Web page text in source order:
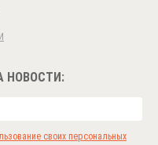
НОВОСТИ:
своих персональных